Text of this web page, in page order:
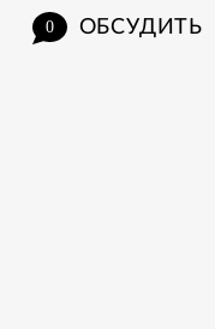
0 ОБСУДИТЬ